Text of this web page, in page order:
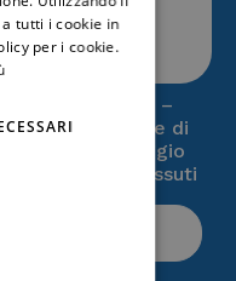
CHLOR ACTIVE –
a base di
cloro per il lavaggio
dei tessuti
tutti i cookie in
per i cookie.